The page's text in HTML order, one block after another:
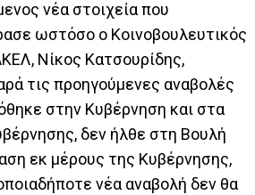
νέα στοιχεία που
ωστόσο ο Κοινοβουλευτικός
Νίκος Κατσουρίδης,
τις προηγούμενες αναβολές
στην Κυβέρνηση και στα
δεν ήλθε στη Βουλή
εκ μέρους της Κυβέρνησης,
νέα αναβολή δεν θα